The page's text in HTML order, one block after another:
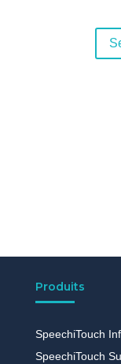
Produits
SpeechiTouch
SpeechiTouch